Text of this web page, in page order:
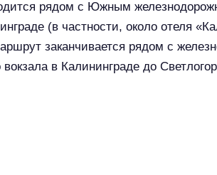
рядом с Южным
(в частности, около отеля
заканчивается рядом с
в Калининграде до